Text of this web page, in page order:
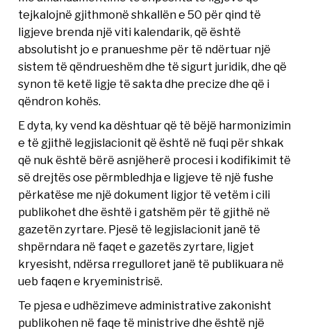
tejkalojnë gjithmonë shkallën e 50 për qind të
ligjeve brenda një viti kalendarik, që është
absolutisht jo e pranueshme për të ndërtuar një
sistem të qëndrueshëm dhe të sigurt juridik, dhe që
synon të ketë ligje të sakta dhe precize dhe që i
qëndron kohës.
E dyta, ky vend ka dështuar që të bëjë harmonizimin
e të gjithë legjislacionit që është në fuqi për shkak
që nuk është bërë asnjëherë procesi i kodifikimit të
së drejtës ose përmbledhja e ligjeve të një fushe
përkatëse me një dokument ligjor të vetëm i cili
publikohet dhe është i gatshëm për të gjithë në
gazetën zyrtare. Pjesë të legjislacionit janë të
shpërndara në faqet e gazetës zyrtare, ligjet
kryesisht, ndërsa rregulloret janë të publikuara në
ueb faqen e kryeministrisë.
Te pjesa e udhëzimeve administrative zakonisht
publikohen në faqe të ministrive dhe është një